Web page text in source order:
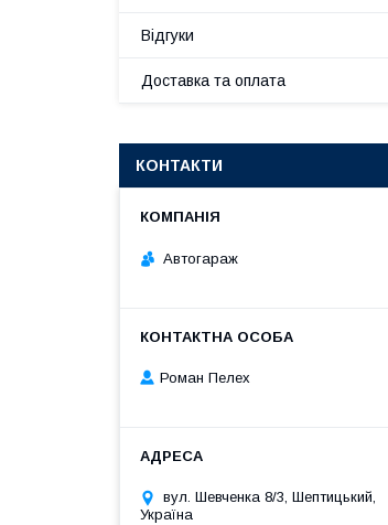
Відгуки
Доставка та оплата
КОНТАКТИ
Автогараж
Роман Пелех
вул. Шевченка 8/3, Шептицький,
Україна